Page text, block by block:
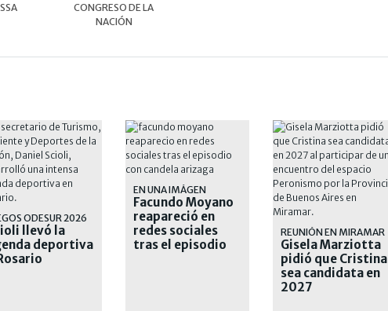
CONGRESO DE LA
NACIÓN
ODESUR 2026
llevó la
deportiva
EN UNA IMÁGEN
Facundo Moyano
reapareció en
redes sociales
tras el episodio
REUNIÓN EN MIRAMAR
Gisela Marziotta
pidió que Cristina
sea candidata en
2027